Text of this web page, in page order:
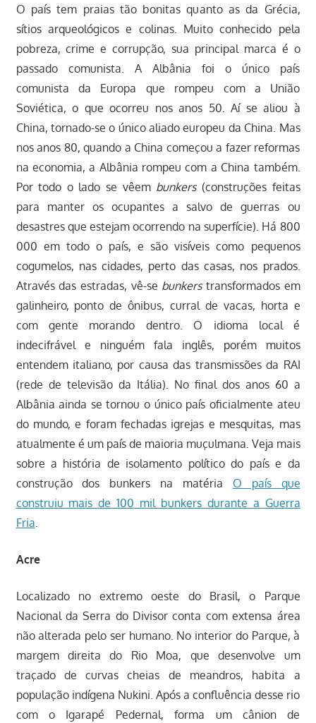
O país tem praias tão bonitas quanto as da Grécia,
sítios arqueológicos e colinas. Muito conhecido pela
pobreza, crime e corrupção, sua principal marca é o
passado comunista. A Albânia foi o único país
comunista da Europa que rompeu com a União
Soviética, o que ocorreu nos anos 50. Aí se aliou à
China, tornado-se o único aliado europeu da China. Mas
nos anos 80, quando a China começou a fazer reformas
na economia, a Albânia rompeu com a China também.
Por todo o lado se vêem bunkers(construções feitas
para manter os ocupantes a salvo de guerras ou
desastres que estejam ocorrendo na superfície). Há 800
000 em todo o país, e são visíveis como pequenos
cogumelos, nas cidades, perto das casas, nos prados.
Através das estradas, vê-se bunkerstransformados em
galinheiro, ponto de ônibus, curral de vacas, horta e
com gente morando dentro. O idioma local é
indecifrável e ninguém fala inglês, porém muitos
entendem italiano, por causa das transmissões da RAI
(rede de televisão da Itália). No final dos anos 60 a
Albânia ainda se tornou o único país oficialmente ateu
do mundo, e foram fechadas igrejas e mesquitas, mas
atualmente é um país de maioria muçulmana. Veja mais
sobre a história de isolamento político do país e da
construção dos bunkers na matéria O país que
construiu mais de 100 mil bunkers durante a Guerra
Fria.
Acre
Localizado no extremo oeste do Brasil, o Parque
Nacional da Serra do Divisor conta com extensa área
não alterada pelo ser humano. No interior do Parque, à
margem direita do Rio Moa, que desenvolve um
traçado de curvas cheias de meandros, habita a
população indígena Nukini. Após a confluência desse rio
com o Igarapé Pedernal, forma um cânion de